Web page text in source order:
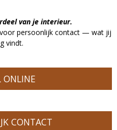
van je interieur.
persoonlijk contact — wat jij
vindt.
ONLINE
CONTACT